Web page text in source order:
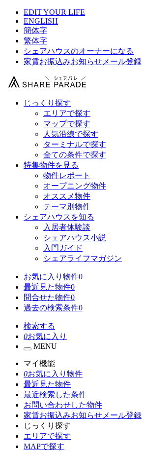
EDIT YOUR LIFE
ENGLISH
簡体字
繁体字
シェアハウスのオーナーになる
家賃お振込みお知らせメール登録
じっくり探す
エリアで探す
マップで探す
人気沿線で探す
ターミナルで探す
全ての条件で探す
特集物件を見る
物件レポート
オープニング物件
オススメ物件
テーマ別物件
シェアハウスを知る
入居者体験談
シェアハウス小説
入門ガイド
シェアライフマガジン
お気に入り物件0
最近見た物件0
問合せた物件0
過去の検索条件0
検索する
0お気に入り
MENU
マイ機能
0お気に入り物件
最近見た物件
最近検索した条件
お問い合わせした物件
家賃お振込みお知らせメール登録
じっくり探す
エリアで探す
MAPで探す